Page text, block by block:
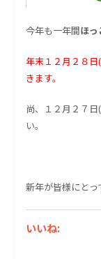
今年も一年間ほ
年末１２月２８
きます。
尚、１２月２７
い。
新年が皆様にとっ
いいね: